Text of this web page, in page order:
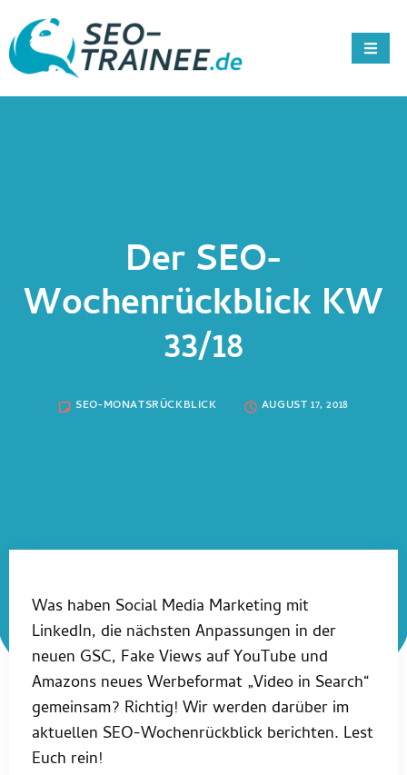
Der SEO-
Wochenrückblick KW
33/18
SEO-MONATSRÜCKBLICK AUGUST 17, 2018
Was haben Social Media Marketing mit
LinkedIn, die nächsten Anpassungen in der
neuen GSC, Fake Views auf YouTube und
Amazons neues Werbeformat „Video in Search“
gemeinsam? Richtig! Wir werden darüber im
aktuellen SEO-Wochenrückblick berichten. Lest
Euch rein!